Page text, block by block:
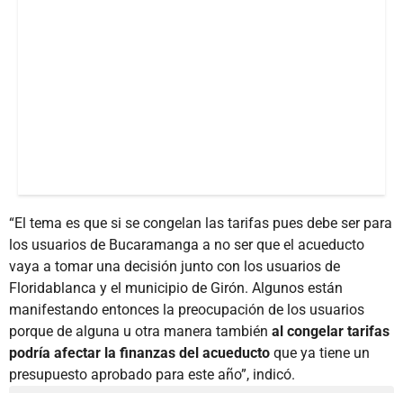
“El tema es que si se congelan las tarifas pues debe ser para
los usuarios de Bucaramanga a no ser que el acueducto
vaya a tomar una decisión junto con los usuarios de
Floridablanca y el municipio de Girón. Algunos están
manifestando entonces la preocupación de los usuarios
porque de alguna u otra manera también al congelar tarifas
podría afectar la finanzas del acueducto que ya tiene un
presupuesto aprobado para este año”, indicó.